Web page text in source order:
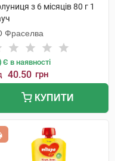
з 6 місяців 80 г 1
Фраселва
Є в наявності
40.50 грн
КУПИТИ